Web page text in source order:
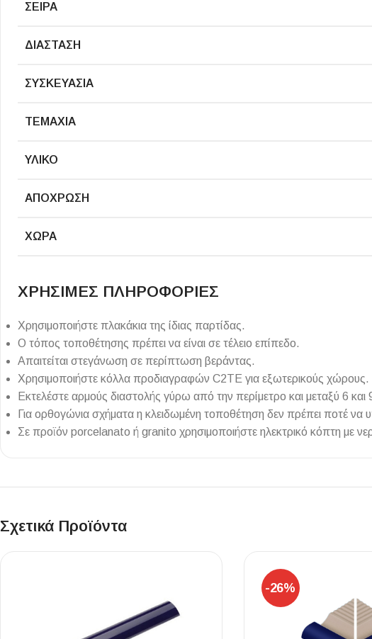
Επένδυσης Τοίχου
ΣΕΙΡΆ
ΔΙΆΣΤΑΣΗ
ΣΥΣΚΕΥΑΣΊΑ
ΤΕΜΆΧΙΑ
ΥΛΙΚΌ
ΑΠΌΧΡΩΣΗ
ΧΏΡΑ
ΧΡΗΣΙΜΕΣ ΠΛΗΡΟΦΟΡΙΕΣ
Χρησιμοποιήστε πλακάκια της ίδιας παρτίδας.
Ο τόπος τοποθέτησης πρέπει να είναι σε τέλειο επίπεδο.
Απαιτείται στεγάνωση σε περίπτωση βεράντας.
Χρησιμοποιήστε κόλλα προδιαγραφών C2TE για εξωτερικούς χώρους.
Εκτελέστε αρμούς διαστολής γύρω από την περίμετρο και μεταξύ 6 και
Για ορθογώνια σχήματα η κλειδωμένη τοποθέτηση δεν πρέπει ποτέ να
Σε προϊόν porcelanato ή granito χρησιμοποιήστε ηλεκτρικό κόπτη με
Σχετικά Προϊόντα
-26%